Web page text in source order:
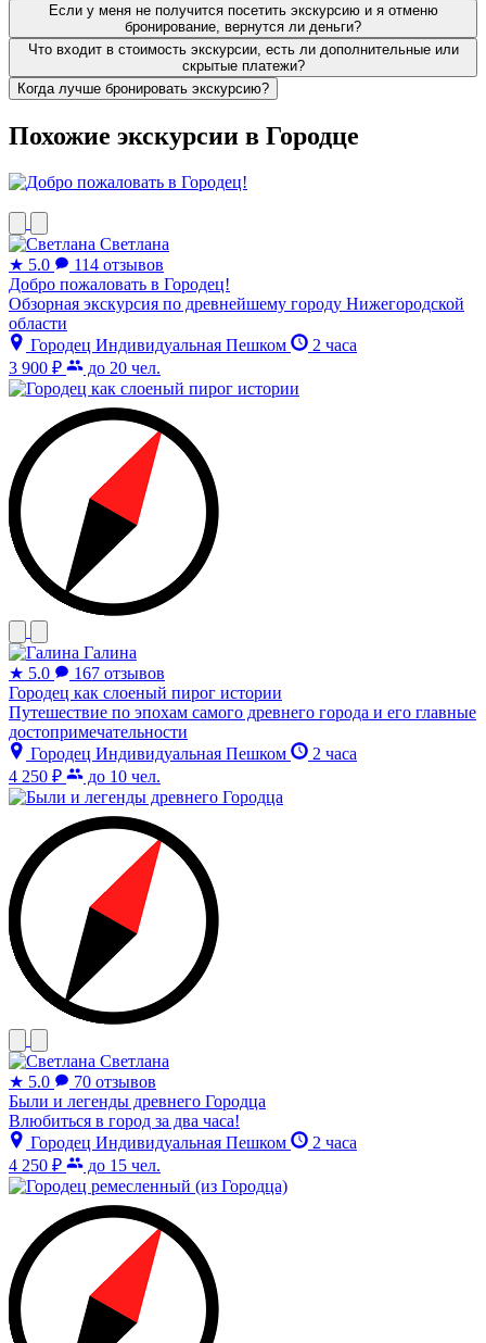
Если у меня не получится посетить экскурсию и я отменю
бронирование, вернутся ли деньги?
Что входит в стоимость экскурсии, есть ли дополнительные или
скрытые платежи?
Когда лучше бронировать экскурсию?
Похожие экскурсии в Городце
Светлана
★ 5.0
114 отзывов
Добро пожаловать в Городец!
Обзорная экскурсия по древнейшему городу Нижегородской
области
Городец Индивидуальная Пешком
2 часа
3 900 ₽
до 20 чел.
Галина
★ 5.0
167 отзывов
Городец как слоеный пирог истории
Путешествие по эпохам самого древнего города и его главные
достопримечательности
Городец Индивидуальная Пешком
2 часа
4 250 ₽
до 10 чел.
Светлана
★ 5.0
70 отзывов
Были и легенды древнего Городца
Влюбиться в город за два часа!
Городец Индивидуальная Пешком
2 часа
4 250 ₽
до 15 чел.